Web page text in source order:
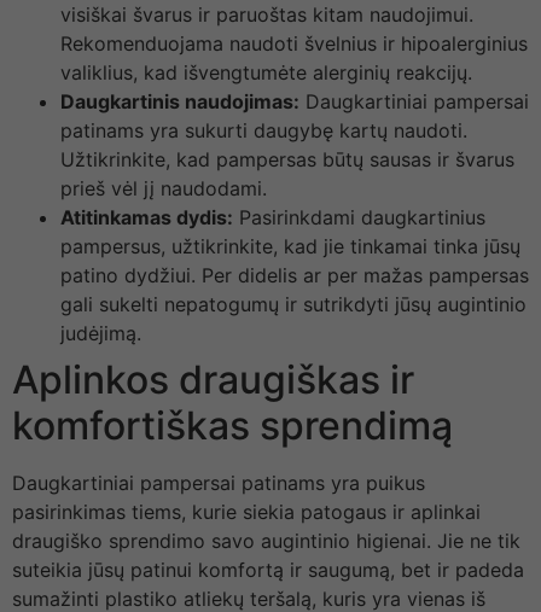
visiškai švarus ir paruoštas kitam naudojimui.
Rekomenduojama naudoti švelnius ir hipoalerginius
valiklius, kad išvengtumėte alerginių reakcijų.
Daugkartinis naudojimas: Daugkartiniai pampersai
patinams yra sukurti daugybę kartų naudoti.
Užtikrinkite, kad pampersas būtų sausas ir švarus
prieš vėl jį naudodami.
Atitinkamas dydis: Pasirinkdami daugkartinius
pampersus, užtikrinkite, kad jie tinkamai tinka jūsų
patino dydžiui. Per didelis ar per mažas pampersas
gali sukelti nepatogumų ir sutrikdyti jūsų augintinio
judėjimą.
Aplinkos draugiškas ir
komfortiškas sprendimą
Daugkartiniai pampersai patinams yra puikus
pasirinkimas tiems, kurie siekia patogaus ir aplinkai
draugiško sprendimo savo augintinio higienai. Jie ne tik
suteikia jūsų patinui komfortą ir saugumą, bet ir padeda
sumažinti plastiko atliekų teršalą, kuris yra vienas iš